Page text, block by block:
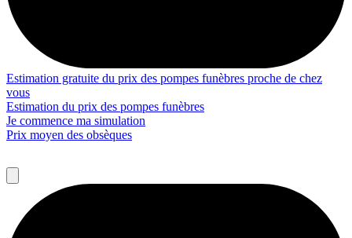
Estimation gratuite du prix des pompes funèbres proche de chez
vous
Estimation du prix des pompes funèbres
Je commence ma simulation
Prix moyen des obsèques